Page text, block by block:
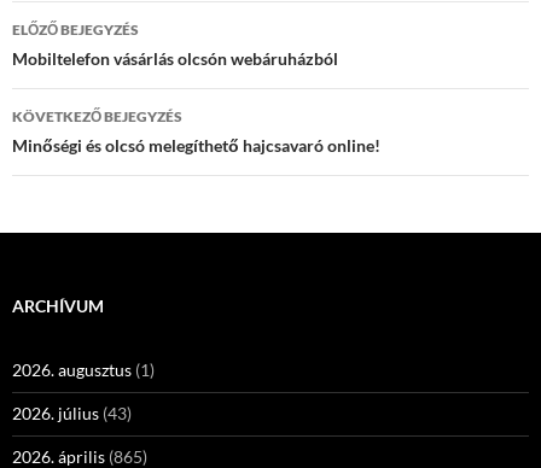
Bejegyzés
navigáció
ELŐZŐ BEJEGYZÉS
Mobiltelefon vásárlás olcsón webáruházból
KÖVETKEZŐ BEJEGYZÉS
Minőségi és olcsó melegíthető hajcsavaró online!
ARCHÍVUM
2026. augusztus (1)
2026. július (43)
2026. április (865)